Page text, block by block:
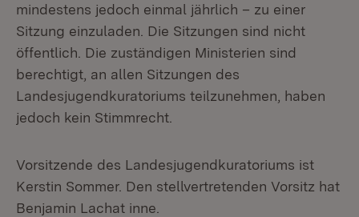
mindestens jedoch einmal jährlich – zu einer
Sitzung einzuladen. Die Sitzungen sind nicht
öffentlich. Die zuständigen Ministerien sind
berechtigt, an allen Sitzungen des
Landesjugendkuratoriums teilzunehmen, haben
jedoch kein Stimmrecht.
Vorsitzende des Landesjugendkuratoriums ist
Kerstin Sommer. Den stellvertretenden Vorsitz hat
Benjamin Lachat inne.